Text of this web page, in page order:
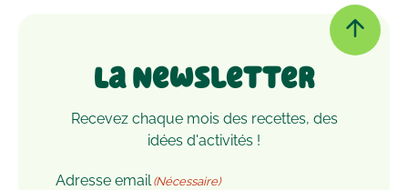
La Newsletter
Recevez chaque mois des recettes, des
idées d'activités !
Adresse email (Nécessaire)